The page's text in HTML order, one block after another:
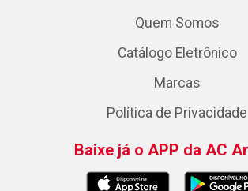
Quem Somos
Catálogo Eletrônico
Marcas
Política de Privacidade
Baixe já o APP da AC